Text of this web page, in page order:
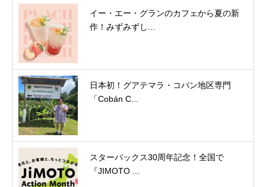
イー・エー・グランのカフェから夏の新
作！みずみずし...
日本初！グアテマラ・コバン地区専門
「Cobán C...
スターバックス30周年記念！全国で
『JIMOTO ...